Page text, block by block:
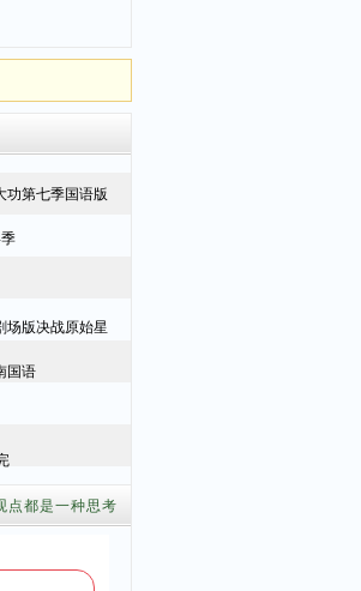
功第七季国语版
场版决战原始星
国语
点都是一种思考